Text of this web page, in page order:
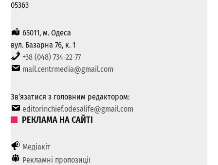
05363
65011, м. Одеса
вул. Базарна 76, к. 1
+38 (048) 734-22-77
mail.centrmedia@gmail.com
Зв’язатися з головним редактором:
editorinchief.odesalife@gmail.com
РЕКЛАМА НА САЙТІ
Медіакіт
Рекламні пропозиції